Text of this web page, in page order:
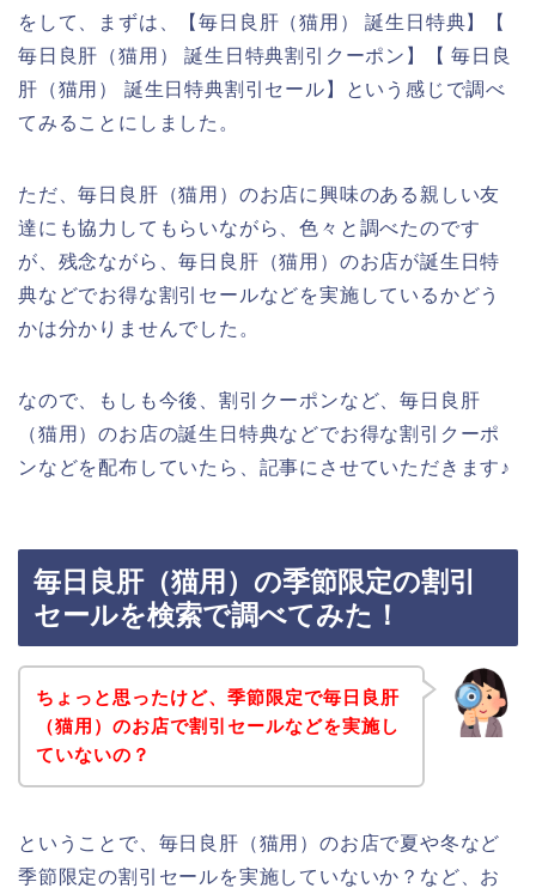
をして、まずは、【毎日良肝（猫用） 誕生日特典】【
毎日良肝（猫用） 誕生日特典割引クーポン】【 毎日良
肝（猫用） 誕生日特典割引セール】という感じで調べ
てみることにしました。
ただ、毎日良肝（猫用）のお店に興味のある親しい友
達にも協力してもらいながら、色々と調べたのです
が、残念ながら、毎日良肝（猫用）のお店が誕生日特
典などでお得な割引セールなどを実施しているかどう
かは分かりませんでした。
なので、もしも今後、割引クーポンなど、毎日良肝
（猫用）のお店の誕生日特典などでお得な割引クーポ
ンなどを配布していたら、記事にさせていただきます♪
毎日良肝（猫用）の季節限定の割引
セールを検索で調べてみた！
ちょっと思ったけど、季節限定で毎日良肝
（猫用）のお店で割引セールなどを実施し
ていないの？
ということで、毎日良肝（猫用）のお店で夏や冬など
季節限定の割引セールを実施していないか？など、お